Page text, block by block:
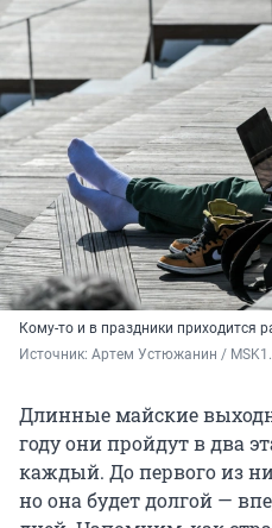
Кому-то и в праздники приходится
Источник: Артем Устюжанин /
Длинные майские
году они пройдут в два
каждый. До первого из
но она будет долгой —